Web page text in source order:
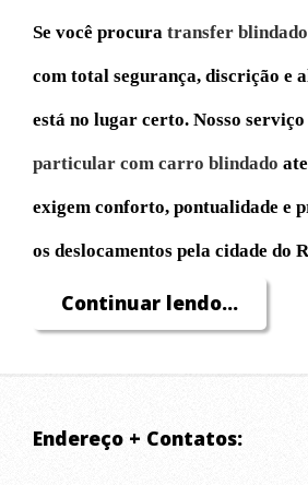
Se você procura transfer
com total segurança, discrição e
está no lugar certo. Nosso serviço
particular com carro blindado
exigem conforto, pontualidade e
os deslocamentos pela cidade do
para compromissos profissionais,
ou necessidades pessoais.
Continuar lendo...
Endereço + Contatos: